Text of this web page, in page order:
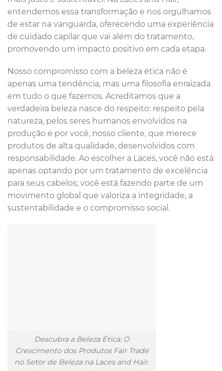
entendemos essa transformação e nos orgulhamos
de estar na vanguarda, oferecendo uma experiência
de cuidado capilar que vai além do tratamento,
promovendo um impacto positivo em cada etapa.
Nosso compromisso com a beleza ética não é
apenas uma tendência, mas uma filosofia enraizada
em tudo o que fazemos. Acreditamos que a
verdadeira beleza nasce do respeito: respeito pela
natureza, pelos seres humanos envolvidos na
produção e por você, nosso cliente, que merece
produtos de alta qualidade, desenvolvidos com
responsabilidade. Ao escolher a Laces, você não está
apenas optando por um tratamento de excelência
para seus cabelos; você está fazendo parte de um
movimento global que valoriza a integridade, a
sustentabilidade e o compromisso social.
Descubra a Beleza Ética: O
Crescimento dos Produtos Fair Trade
no Setor de Beleza na Laces and Hair.